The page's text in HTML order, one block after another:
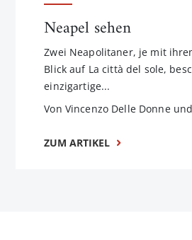
Neapel sehen
Zwei Neapolitaner, je mit
Blick auf La città del sole,
einzigartige...
Von Vincenzo Delle Donne
ZUM ARTIKEL